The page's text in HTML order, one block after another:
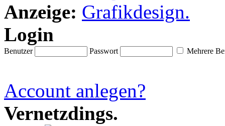
Anzeige:
Login
Benutzer Passwort Mehrere
Account anlegen?
Vernetzdings.